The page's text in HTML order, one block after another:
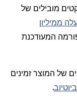
מובילים של
ממיליון
המעודכנת
של המוצר זמינים
ביוטיוב.